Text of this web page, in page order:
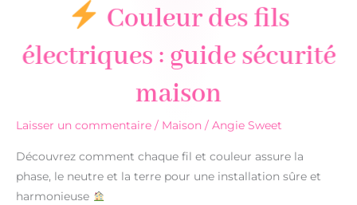
Couleur des fils
électriques : guide sécurité
maison
Laisser un commentaire / Maison / Angie Sweet
Découvrez comment chaque fil et couleur assure la
phase, le neutre et la terre pour une installation sûre et
harmonieuse